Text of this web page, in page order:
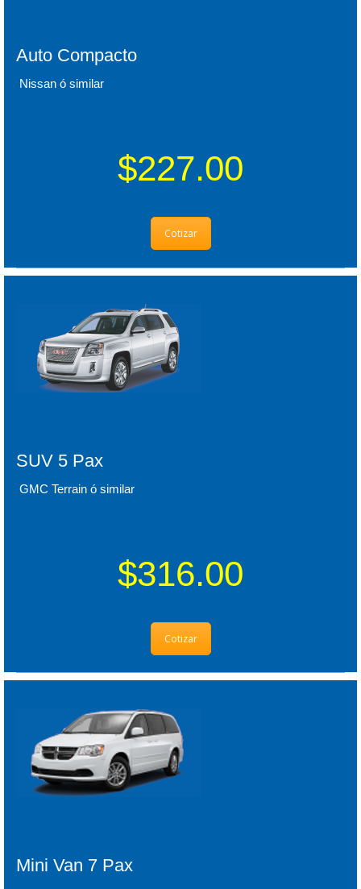
Auto Compacto
Nissan ó similar
$227.00
Cotizar
SUV 5 Pax
GMC Terrain ó similar
$316.00
Cotizar
Mini Van 7 Pax